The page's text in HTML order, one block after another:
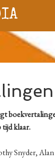
klaar.
Snyder,